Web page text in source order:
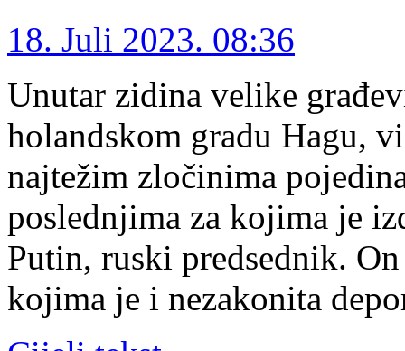
18. Juli 2023. 08:36
Unutar zidina velike
holandskom gradu Hagu,
najtežim zločinima
poslednjima za kojima je
Putin, ruski predsednik.
kojima je i nezakonita